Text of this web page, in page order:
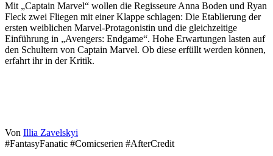
Mit „Captain Marvel“ wollen die Regisseure Anna Boden und Ryan
Fleck zwei Fliegen mit einer Klappe schlagen: Die Etablierung der
ersten weiblichen Marvel-Protagonistin und die gleichzeitige
Einführung in „Avengers: Endgame“. Hohe Erwartungen lasten auf
den Schultern von Captain Marvel. Ob diese erfüllt werden können,
erfahrt ihr in der Kritik.
Von Illia Zavelskyi
#FantasyFanatic #Comicserien #AfterCredit